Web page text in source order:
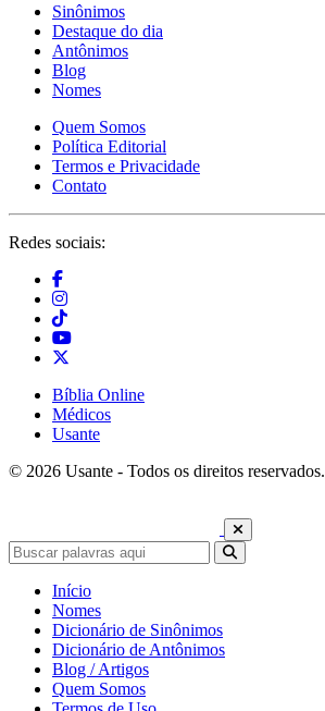
Sinônimos
Destaque do dia
Antônimos
Blog
Nomes
Quem Somos
Política Editorial
Termos e Privacidade
Contato
Redes sociais:
Bíblia Online
Médicos
Usante
© 2026 Usante - Todos os direitos reservados.
Início
Nomes
Dicionário de Sinônimos
Dicionário de Antônimos
Blog / Artigos
Quem Somos